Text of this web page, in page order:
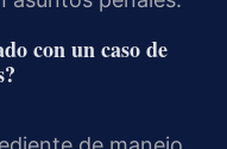
con un caso de